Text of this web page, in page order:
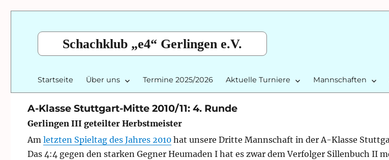
Schachklub „e4“ Gerlingen e.V.
Startseite Über uns Termine 2025/2026 Aktuelle Turniere Mannschaften
A-Klasse Stuttgart-Mitte 2010/11: 4. Runde
Gerlingen III geteilter Herbstmeister
Am letzten Spieltag des Jahres 2010hat unsere Dritte Mannschaft in der A-Klasse
Das 4:4 gegen den starken Gegner Heumaden I hat es zwar dem Verfolger Sillenbuch II